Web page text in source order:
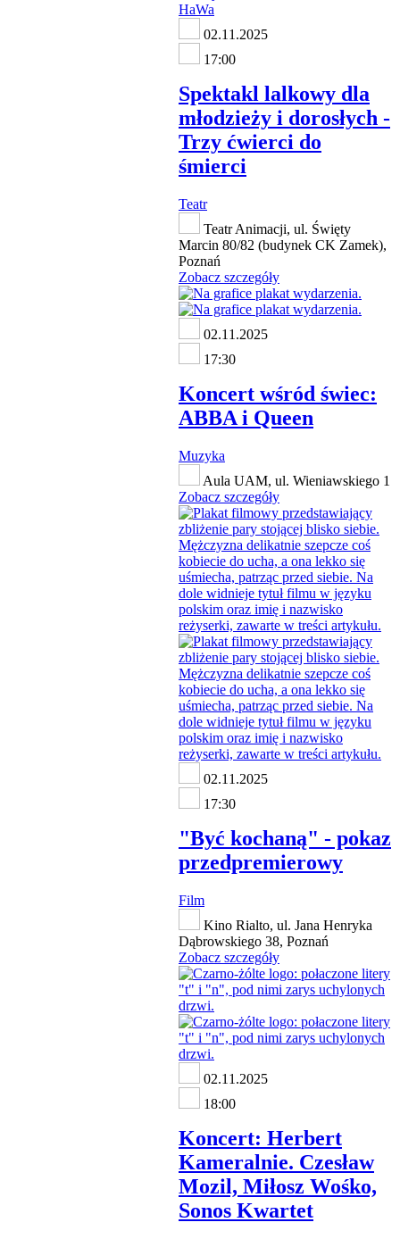
02.11.2025
17:00
Spektakl lalkowy dla
młodzieży i dorosłych -
Trzy ćwierci do
śmierci
Teatr
Teatr Animacji, ul. Święty
Marcin 80/82 (budynek CK Zamek),
Poznań
Zobacz szczegóły
02.11.2025
17:30
Koncert wśród świec:
ABBA i Queen
Muzyka
Aula UAM, ul. Wieniawskiego 1
Zobacz szczegóły
02.11.2025
17:30
"Być kochaną" - pokaz
przedpremierowy
Film
Kino Rialto, ul. Jana Henryka
Dąbrowskiego 38, Poznań
Zobacz szczegóły
02.11.2025
18:00
Koncert: Herbert
Kameralnie. Czesław
Mozil, Miłosz Wośko,
Sonos Kwartet